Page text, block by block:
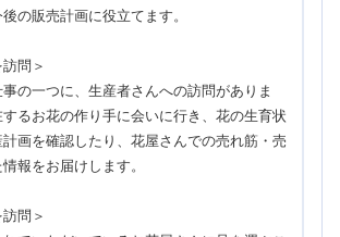
の販売計画に役立てます。
問＞
の一つに、生産者さんへの訪問がありま
るお花の作り手に会いに行き、花の生育状
画を確認したり、花屋さんでの売れ筋・売
報をお届けします。
問＞